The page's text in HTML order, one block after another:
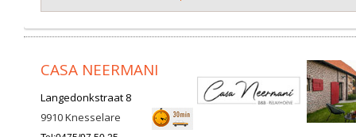
CASA NEERMANI
Langedonkstraat 8
9910Knesselare